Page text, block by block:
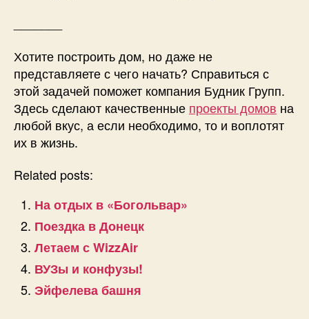
Хотите построить дом, но даже не
представляете с чего начать? Справиться с
этой задачей поможет компания Будник Групп.
Здесь сделают качественные проекты домов на
любой вкус, а если необходимо, то и воплотят
их в жизнь.
Related posts:
На отдых в «Богольвар»
Поездка в Донецк
Летаем с WizzAir
ВУЗы и конфузы!
Эйфелева башня